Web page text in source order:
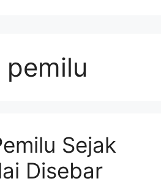
Sejak
Disebar